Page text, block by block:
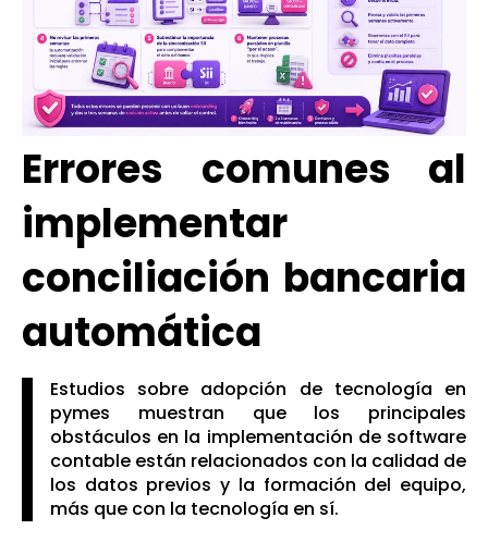
Errores comunes al
implementar
conciliación bancaria
automática
Estudios sobre adopción de tecnología en
pymes muestran que los principales
obstáculos en la implementación de software
contable están relacionados con la calidad de
los datos previos y la formación del equipo,
más que con la tecnología en sí.